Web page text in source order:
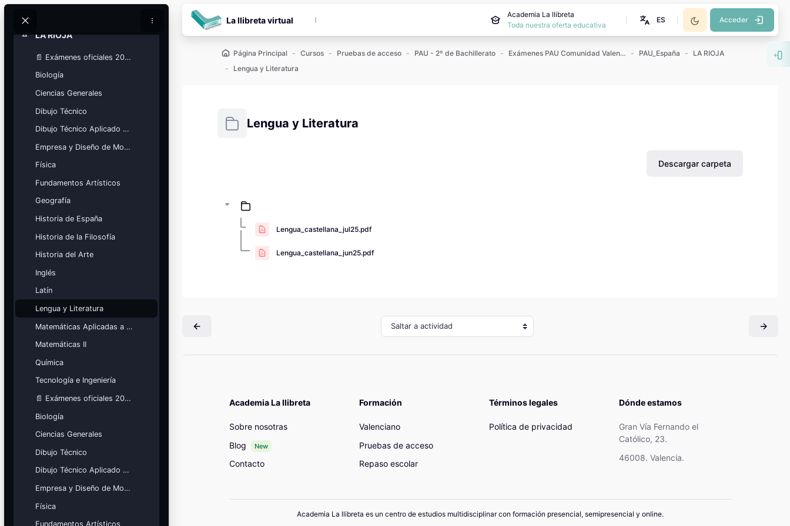
Buscar
Calendario
académico
Festivos, vacaciones y fechas
Ver calendario
Mis cursos
¡Nos GUSTA lo que hacemos y se
NOTA!
Bloques
Colapsar
LA RIOJA
📄 Exámenes oficiales 2025
Biología
Ciencias Generales
Dibujo Técnico
Dibujo Técnico Aplicado a las Artes
Empresa y Diseño de Modelos de Negocio
Física
Fundamentos Artísticos
Geografía
Historia de España
Historia de la Filosofía
Historia del Arte
Inglés
Latín
Lengua y Literatura
Matemáticas Aplicadas a las Ciencias Sociales
Matemáticas II
Química
Tecnología e Ingeniería
📄 Exámenes oficiales 2026
Biología
Ciencias Generales
Dibujo Técnico
Dibujo Técnico Aplicado a las Artes
Empresa y Diseño de Modelos de Negocio
Física
Fundamentos Artísticos
La llibreta virtual
Academia La llibreta
Toda nuestra oferta educativa
ES Acceder
Página Principal Cursos Pruebas de acceso PAU - 2º de Bachillerato Exámenes PAU Comunidad Valenciana PAU_España
LA RIOJA
Lengua y Literatura
Lengua y Literatura
Descargar carpeta
Lengua_castellana_jul25.pdf
Lengua_castellana_jun25.pdf
Saltar a actividad
Academia La llibreta
Sobre nosotras
Blog
New
Contacto
Formación
Valenciano
Pruebas de acceso
Repaso escolar
Términos legales
Política de privacidad
Dónde estamos
Gran Vía Fernando el
Católico, 23.
46008. Valencia.
Academia La llibreta es un centro de estudios multidisciplinar con formación presencial, semipresencial y online.